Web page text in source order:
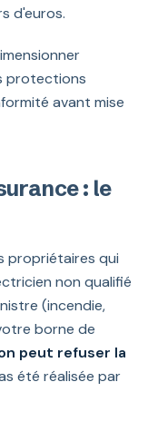
d'euros.
protections
avant mise
: le
propriétaires qui
non qualifié
(incendie,
borne de
peut refuser la
été réalisée par